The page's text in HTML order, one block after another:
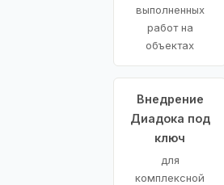
выполненных
работ на
объектах
Внедрение
Диадока под
ключ
для
комплексной